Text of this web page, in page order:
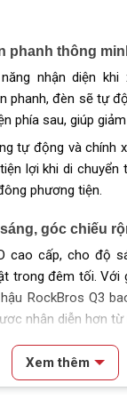
phanh thông
nhận diện
phanh, đèn sẽ tự
phía sau, giúp
tự động và chính
lợi khi di chuyển
phương tiện.
góc chiếu
cao cấp, cho độ
trong đêm tối. Với
RockBros Q3
nhận diễn hơn từ
Xem thêm